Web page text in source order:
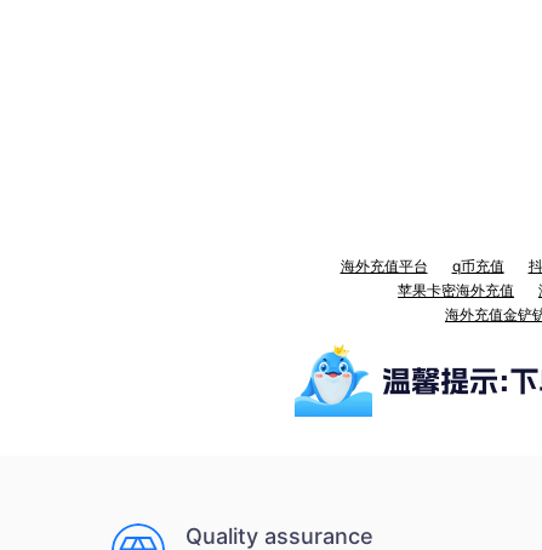
海外充值平台 q币充值
苹果卡密海外充值
海外充值金铲
Quality assurance